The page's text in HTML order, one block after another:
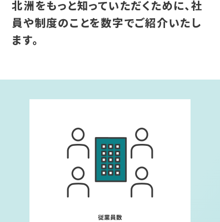
北洲をもっと知っていただくために、社
員や制度のことを数字でご紹介いたし
ます。
従業員数についてダイアログ